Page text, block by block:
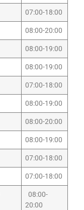
07:00-18:00
08:00-20:00
08:00-19:00
08:00-19:00
07:00-18:00
08:00-19:00
08:00-20:00
08:00-19:00
07:00-18:00
07:00-18:00
08:00-
20:00